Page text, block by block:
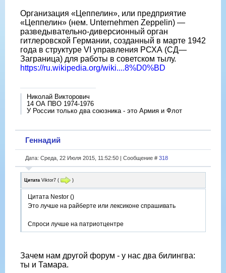
Организация «Цеппелин», или предприятие
«Цеппелин» (нем. Unternehmen Zeppelin) —
разведывательно-диверсионный орган
гитлеровской Германии, созданный в марте 1942
года в структуре VI управления РСХА (СД—
Заграница) для работы в советском тылу.
https://ru.wikipedia.org/wiki....8%D0%BD
Николай Викторович
14 ОА ПВО 1974-1976
У России только два союзника - это Армия и Флот
Геннадий
Дата: Среда, 22 Июля 2015, 11:52:50 | Сообщение # 318
Цитата Viktor7 ( )
Цитата Nestor ()
Это лучше на райберте или лексиконе спрашивать
Спроси лучше на патриотцентре
Зачем нам другой форум - у нас два билингва:
ты и Тамара.